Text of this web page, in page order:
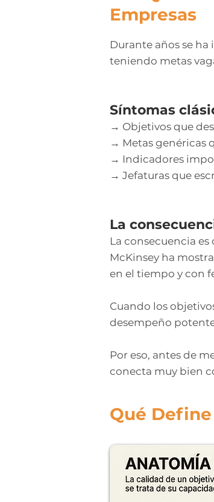
Empresas
Durante años se ha
teniendo metas
Síntomas
→ Objetivos que
→ Metas genéricas
→ Indicadores
→ Jefaturas que
La
La consecuencia
McKinsey ha
en el tiempo y con
Cuando los
desempeño
Por eso, antes de
conecta muy bien
Qué